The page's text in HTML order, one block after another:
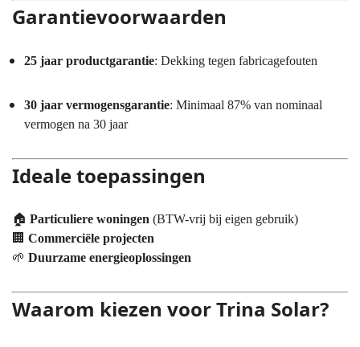
Garantievoorwaarden
25 jaar productgarantie: Dekking tegen fabricagefouten
30 jaar vermogensgarantie: Minimaal 87% van nominaal
vermogen na 30 jaar
Ideale toepassingen
🏠 Particuliere woningen (BTW-vrij bij eigen gebruik)
🏢 Commerciële projecten
🌱 Duurzame energieoplossingen
Waarom kiezen voor Trina Solar?